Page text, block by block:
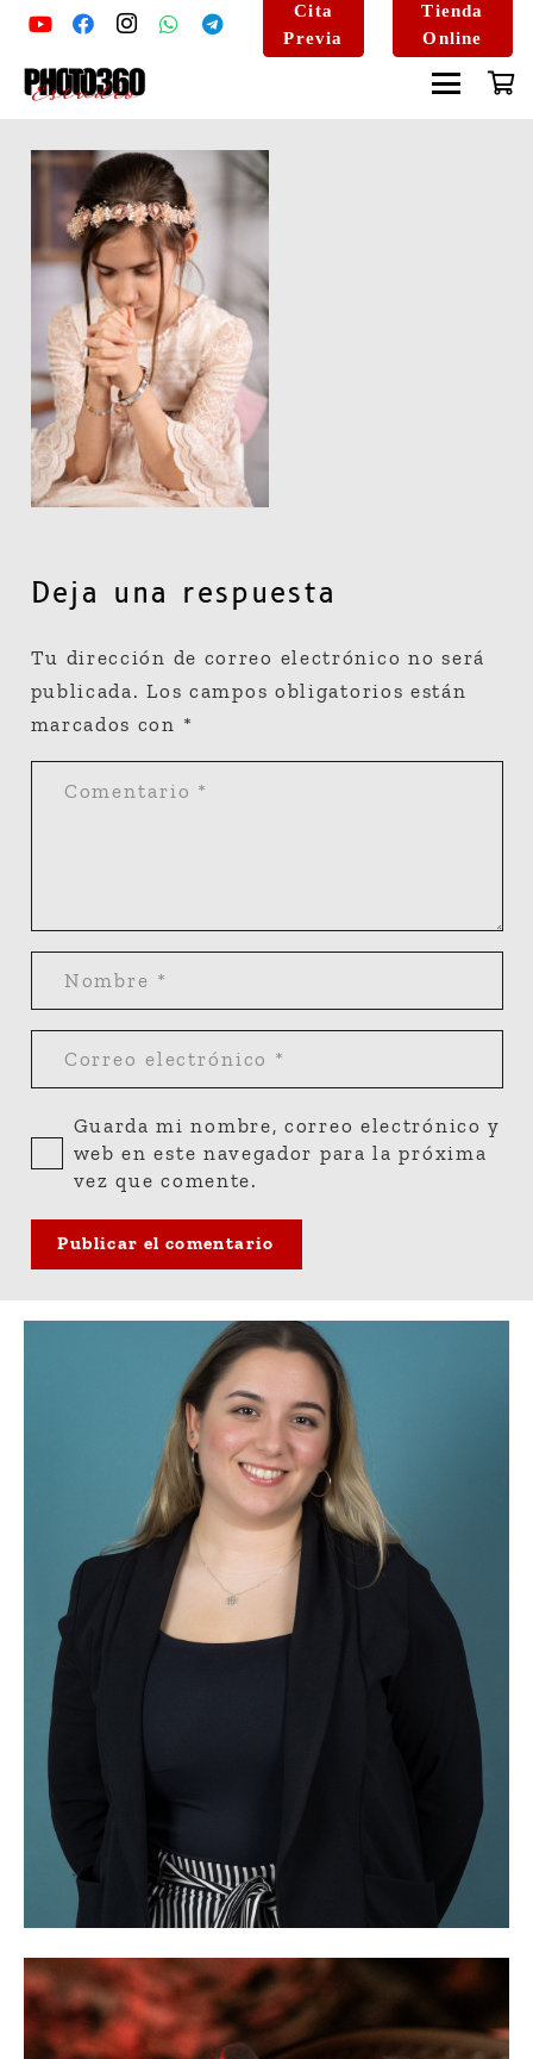
Cita
Previa
Tienda
Online
Deja una respuesta
Tu dirección de correo electrónico no será
publicada. Los campos obligatorios están
marcados con *
Guarda mi nombre, correo electrónico y
web en este navegador para la próxima
vez que comente.
Publicar el comentario